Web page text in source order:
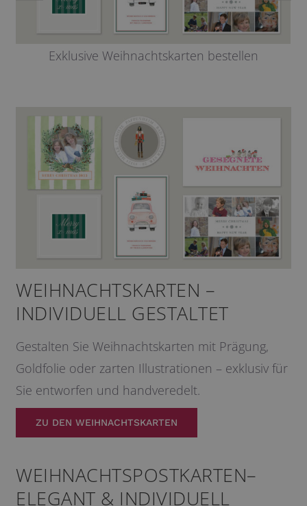
Exklusive Weihnachtskarten bestellen
WEIHNACHTSKARTEN –
INDIVIDUELL GESTALTET
Gestalten Sie Weihnachtskarten mit Prägung,
Goldfolie oder zarten Illustrationen – exklusiv für
Sie entworfen und handveredelt.
ZU DEN WEIHNACHTSKARTEN
WEIHNACHTSPOSTKARTEN–
ELEGANT & INDIVIDUELL